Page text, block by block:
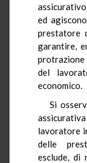
ed
prestatore
garantire,
del
economico.
Si
lavoratore
delle
esclude,